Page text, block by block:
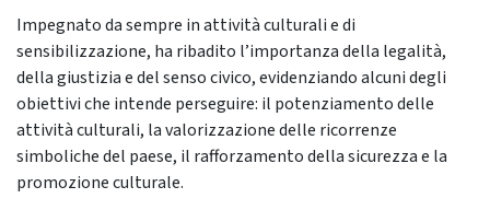
Impegnato da sempre in attività culturali e di
sensibilizzazione, ha ribadito l’importanza della legalità,
della giustizia e del senso civico, evidenziando alcuni degli
obiettivi che intende perseguire: il potenziamento delle
attività culturali, la valorizzazione delle ricorrenze
simboliche del paese, il rafforzamento della sicurezza e la
promozione culturale.